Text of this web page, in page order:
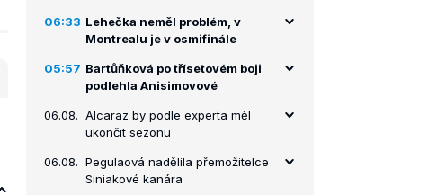
06:33 Lehečka neměl problém, v
Montrealu je v osmifinále
05:57 Bartůňková po třísetovém boji
podlehla Anisimovové
06.08. Alcaraz by podle experta měl
ukončit sezonu
06.08. Pegulaová nadělila přemožitelce
Siniakové kanára